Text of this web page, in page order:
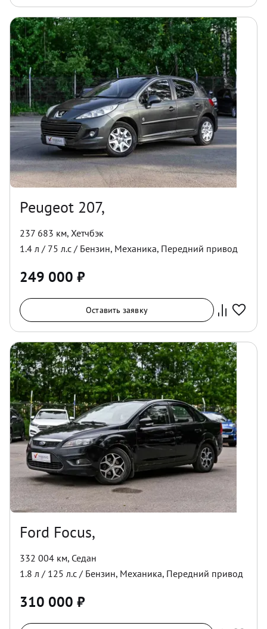
Peugeot 207,
237 683 км, Хетчбэк
1.4 л / 75 л.с / Бензин, Механика, Передний привод
249 000 ₽
Оставить заявку
Ford Focus,
332 004 км, Седан
1.8 л / 125 л.с / Бензин, Механика, Передний привод
310 000 ₽